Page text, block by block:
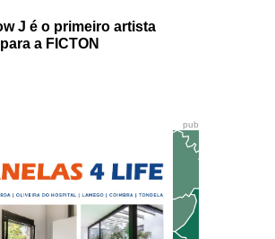
J é o primeiro artista
a FICTON
pub